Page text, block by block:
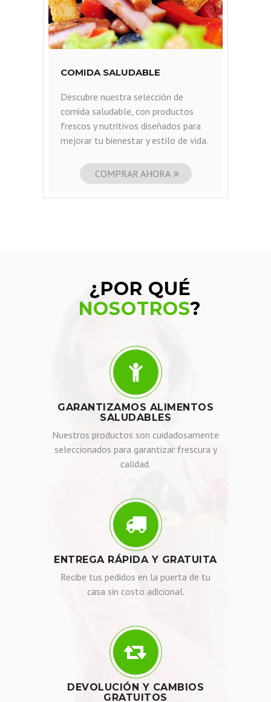
COMIDA SALUDABLE
Descubre nuestra selección de
comida saludable, con productos
frescos y nutritivos diseñados para
mejorar tu bienestar y estilo de vida.
COMPRAR AHORA
¿POR QUÉ
NOSOTROS?
GARANTIZAMOS ALIMENTOS
SALUDABLES
Nuestros productos son cuidadosamente
seleccionados para garantizar frescura y
calidad.
ENTREGA RÁPIDA Y GRATUITA
Recibe tus pedidos en la puerta de tu
casa sin costo adicional.
DEVOLUCIÓN Y CAMBIOS
GRATUITOS